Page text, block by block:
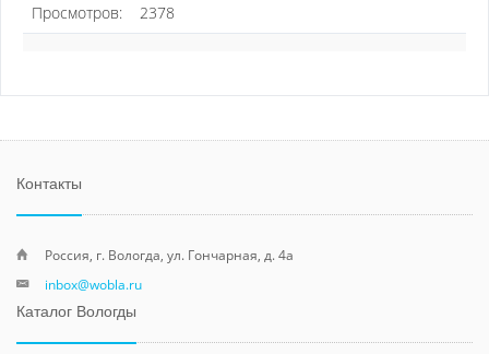
Просмотров:
2378
Контакты
Россия, г. Вологда, ул. Гончарная, д. 4а
inbox@wobla.ru
Каталог Вологды